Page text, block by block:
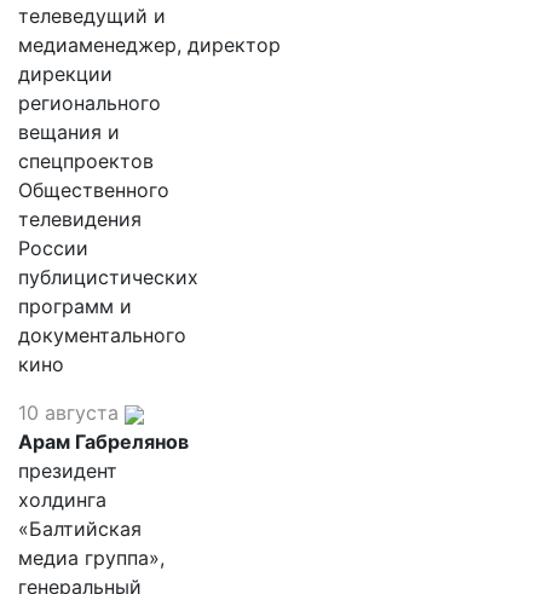
телеведущий и
медиаменеджер, директор
дирекции
регионального
вещания и
спецпроектов
Общественного
телевидения
России
публицистических
программ и
документального
кино
10 августа
Арам Габрелянов
президент
холдинга
«Балтийская
медиа группа»,
генеральный